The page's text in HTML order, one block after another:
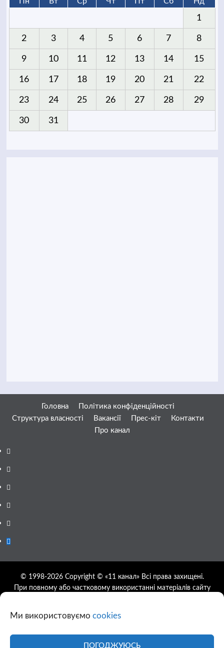
Ми використовуємо cookies
ПОГОДЖУЮСЬ
1
2 3 4 5 6 7 8
9 10 11 12 13 14 15
16 17 18 19 20 21 22
23 24 25 26 27 28 29
30 31
Головна
Політика конфіденційності
Структура власності
Вакансії Прес-кіт
Контакти
Про канал
Facebook
YouTube
Telegram
Instagram
Twitter
Google
© 1998-2026 Copyright © «11 канал» Всі права захищені.
При повному або частковому використанні матеріалів сайту
дозволяється за умови посилання на джерело та прямого